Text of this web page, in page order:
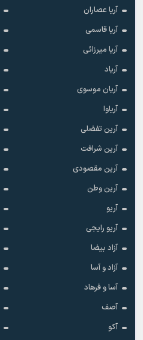
آریا عصاران
آریا قاسمی
آریا میرزائی
آریاد
آریان موسوی
آریاوا
آرین تفضلی
آرین شرافت
آرین مقصودی
آرین وطن
آریو
آریو رایجی
آزاد بیضا
آزاد و آسا
آسا و فرهاد
آصف
آکو